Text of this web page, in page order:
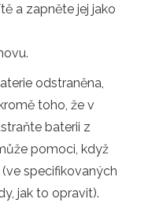
a zapněte jej jako
odstraněna,
toho, že v
baterii z
pomoci, když
specifikovaných
jak to opravit).